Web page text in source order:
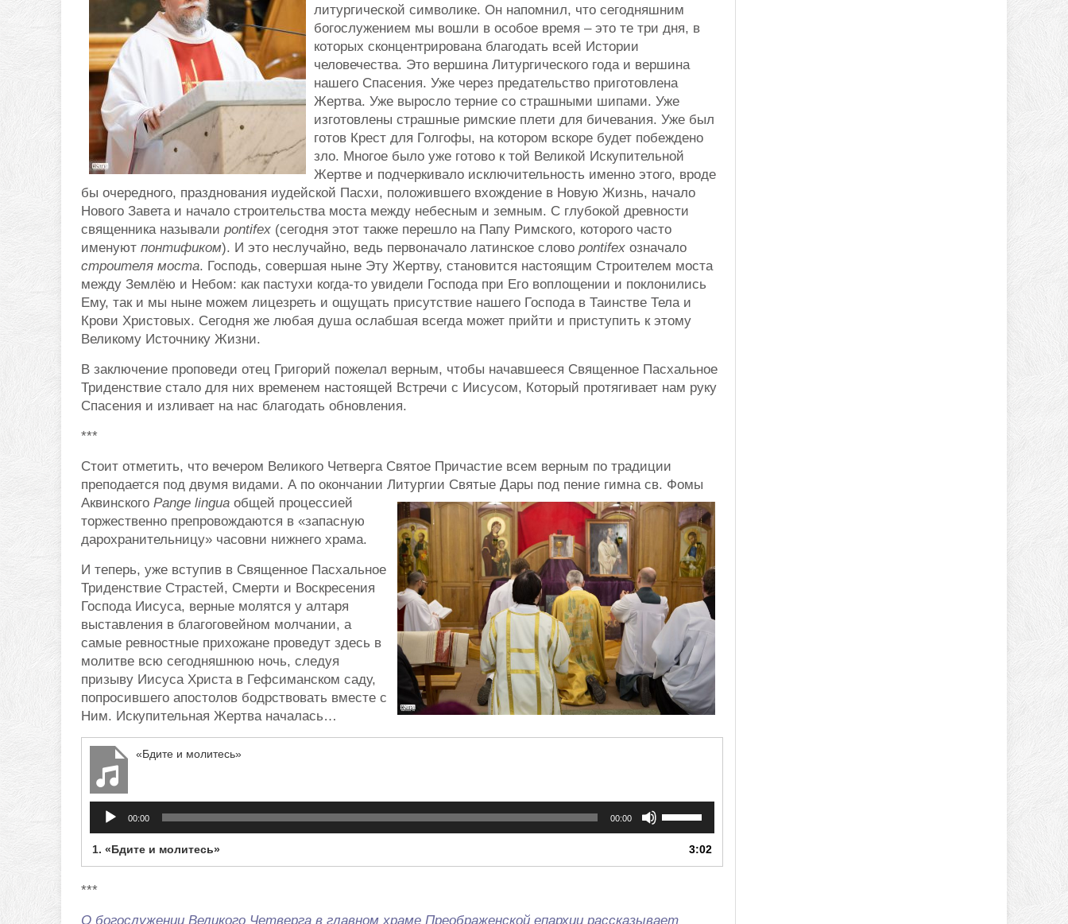
литургической символике. Он напомнил, что сегодняшним
богослужением мы вошли в особое время – это те три дня, в
которых сконцентрирована благодать всей Истории
человечества. Это вершина Литургического года и вершина
нашего Спасения. Уже через предательство приготовлена
Жертва. Уже выросло терние со страшными шипами. Уже
изготовлены страшные римские плети для бичевания. Уже был
готов Крест для Голгофы, на котором вскоре будет побеждено
зло. Многое было уже готово к той Великой Искупительной
Жертве и подчеркивало исключительность именно этого, вроде
бы очередного, празднования иудейской Пасхи, положившего вхождение в Новую Жизнь, начало
Нового Завета и начало строительства моста между небесным и земным. С глубокой древности
священника называли pontifex (сегодня этот также перешло на Папу Римского, которого часто
именуют понтификом). И это неслучайно, ведь первоначало латинское слово pontifex означало
строителя моста. Господь, совершая ныне Эту Жертву, становится настоящим Строителем моста
между Землёю и Небом: как пастухи когда-то увидели Господа при Его воплощении и поклонились
Ему, так и мы ныне можем лицезреть и ощущать присутствие нашего Господа в Таинстве Тела и
Крови Христовых. Сегодня же любая душа ослабшая всегда может прийти и приступить к этому
Великому Источнику Жизни.
В заключение проповеди отец Григорий пожелал верным, чтобы начавшееся Священное Пасхальное
Триденствие стало для них временем настоящей Встречи с Иисусом, Который протягивает нам руку
Спасения и изливает на нас благодать обновления.
***
Стоит отметить, что вечером Великого Четверга Святое Причастие всем верным по традиции
преподается под двумя видами. А по окончании Литургии Святые Дары под пение гимна св. Фомы
Аквинского Pange lingua общей процессией
торжественно препровождаются в «запасную
дарохранительницу» часовни нижнего храма.
И теперь, уже вступив в Священное Пасхальное
Триденствие Страстей, Смерти и Воскресения
Господа Иисуса, верные молятся у алтаря
выставления в благоговейном молчании, а
самые ревностные прихожане проведут здесь в
молитве всю сегодняшнюю ночь, следуя
призыву Иисуса Христа в Гефсиманском саду,
попросившего апостолов бодрствовать вместе с
Ним. Искупительная Жертва началась…
«Бдите и молитесь»
Аудиоплеер
00:00 00:00
вверх/
1. «Бдите и молитесь» 3:02
***
О богослужении Великого Четверга в главном храме Преображенской епархии рассказывает